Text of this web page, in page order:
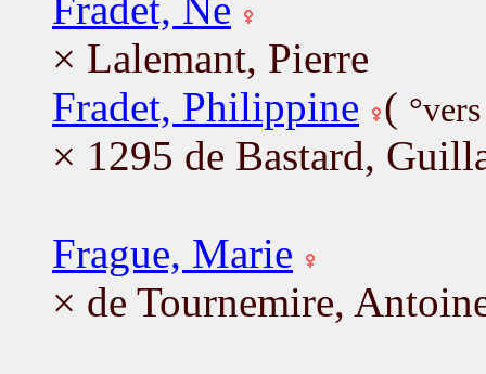
× Lalemant, Pierre
Fradet, Philippine (
× 1295 de Bastard,
Frague, Marie
× de Tournemire,